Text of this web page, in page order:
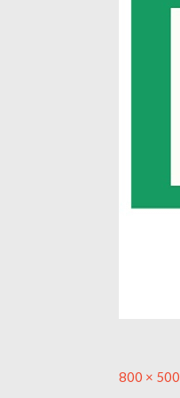
Full
800 × 500